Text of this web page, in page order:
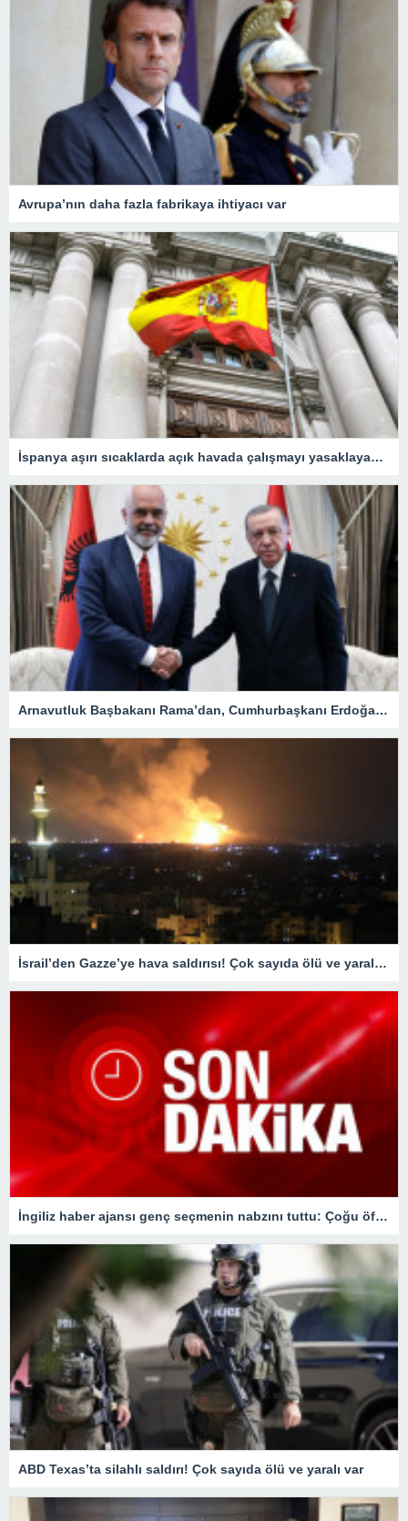
Avrupa’nın daha fazla fabrikaya ihtiyacı var
İspanya aşırı sıcaklarda açık havada çalışmayı yasaklayacak
Arnavutluk Başbakanı Rama’dan, Cumhurbaşkanı Erdoğan’a destek mesajı
İsrail’den Gazze’ye hava saldırısı! Çok sayıda ölü ve yaralı var
İngiliz haber ajansı genç seçmenin nabzını tuttu: Çoğu öfkesini dindirmek için sandığa gidiyor
ABD Texas’ta silahlı saldırı! Çok sayıda ölü ve yaralı var